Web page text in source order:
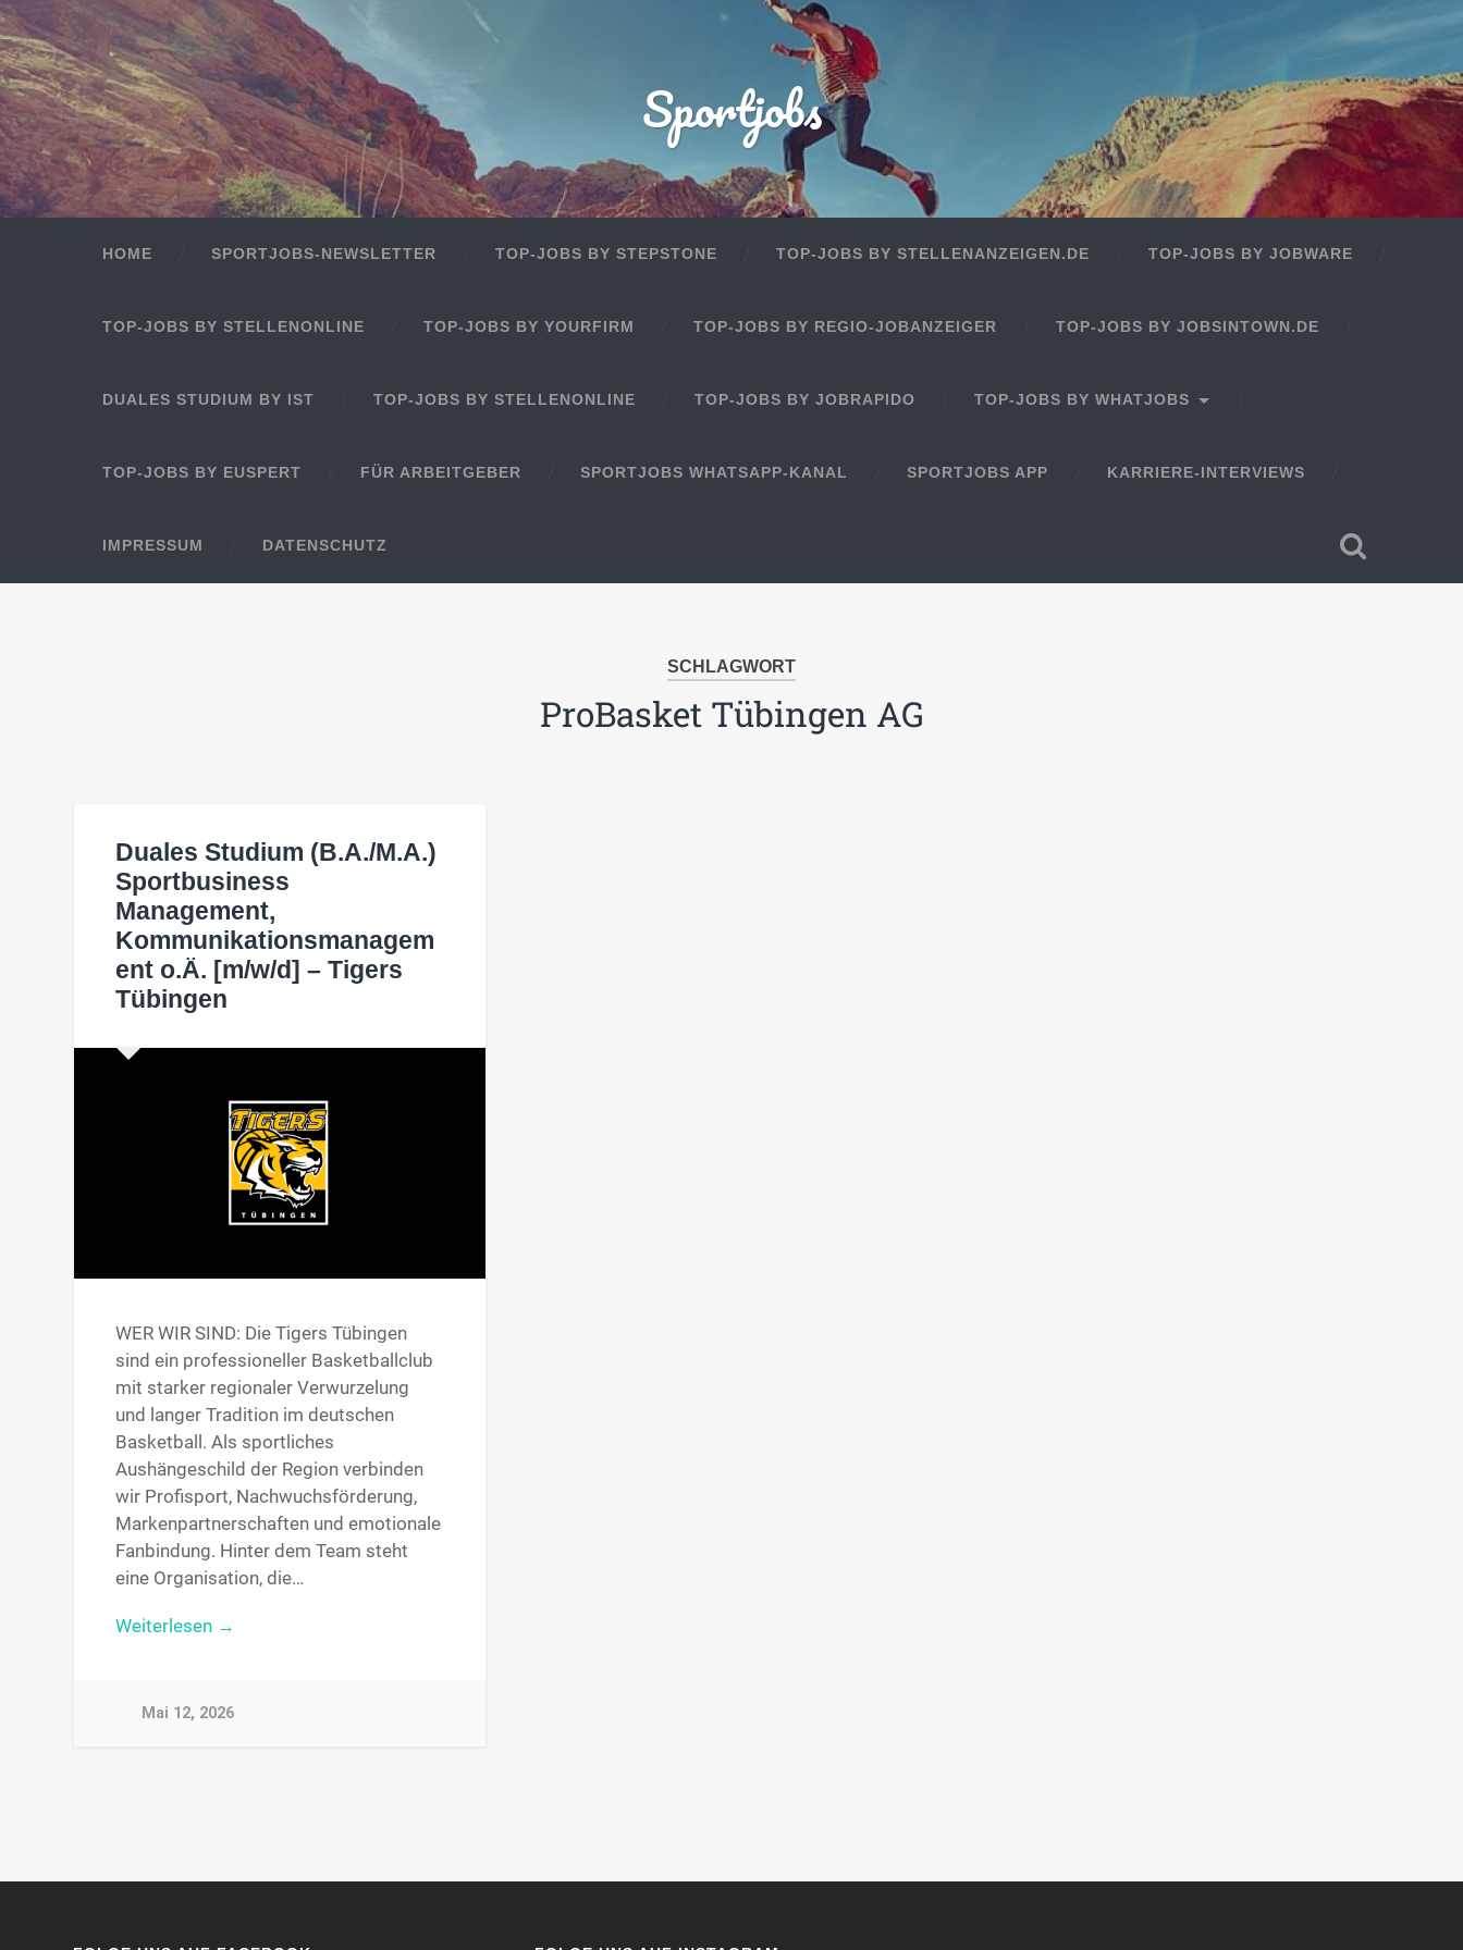
Sportjobs
HOME SPORTJOBS-NEWSLETTER TOP-JOBS BY STEPSTONE TOP-JOBS BY STELLENANZEIGEN.DE TOP-JOBS BY JOBWARE
TOP-JOBS BY STELLENONLINE TOP-JOBS BY YOURFIRM TOP-JOBS BY REGIO-JOBANZEIGER TOP-JOBS BY JOBSINTOWN.DE
DUALES STUDIUM BY IST TOP-JOBS BY STELLENONLINE TOP-JOBS BY JOBRAPIDO TOP-JOBS BY WHATJOBS
TOP-JOBS BY EUSPERT FÜR ARBEITGEBER SPORTJOBS WHATSAPP-KANAL SPORTJOBS APP KARRIERE-INTERVIEWS
IMPRESSUM DATENSCHUTZ
SCHLAGWORT
ProBasket Tübingen AG
Duales Studium (B.A./M.A.)
Sportbusiness
Management,
Kommunikationsmanagem
ent o.Ä. [m/w/d] – Tigers
Tübingen
WER WIR SIND: Die Tigers Tübingen
sind ein professioneller Basketballclub
mit starker regionaler Verwurzelung
und langer Tradition im deutschen
Basketball. Als sportliches
Aushängeschild der Region verbinden
wir Profisport, Nachwuchsförderung,
Markenpartnerschaften und emotionale
Fanbindung. Hinter dem Team steht
eine Organisation, die…
Weiterlesen →
Mai 12, 2026